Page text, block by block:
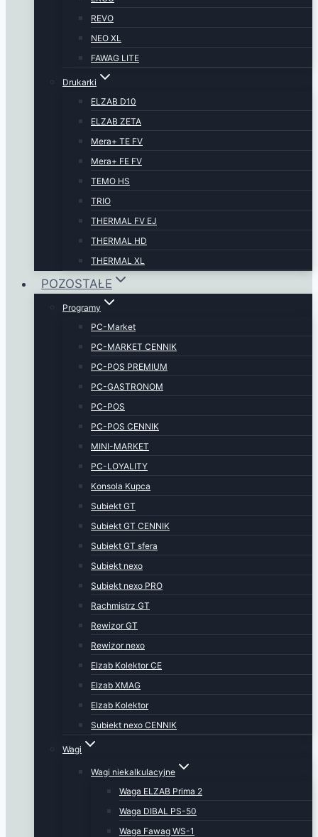
REVO
NEO XL
FAWAG LITE
Drukarki
ELZAB D10
ELZAB ZETA
Mera+ TE FV
Mera+ FE FV
TEMO HS
TRIO
THERMAL FV EJ
THERMAL HD
THERMAL XL
POZOSTAŁE
Programy
PC-Market
PC-MARKET CENNIK
PC-POS PREMIUM
PC-GASTRONOM
PC-POS
PC-POS CENNIK
MINI-MARKET
PC-LOYALITY
Konsola Kupca
Subiekt GT
Subiekt GT CENNIK
Subiekt GT sfera
Subiekt nexo
Subiekt nexo PRO
Rachmistrz GT
Rewizor GT
Rewizor nexo
Elzab Kolektor CE
Elzab XMAG
Elzab Kolektor
Subiekt nexo CENNIK
Wagi
Wagi niekalkulacyjne
Waga ELZAB Prima 2
Waga DIBAL PS-50
Waga Fawag WS-1